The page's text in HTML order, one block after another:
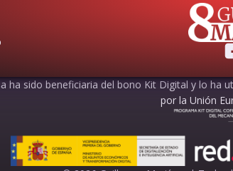
ha sido beneficiaria del bono Kit Digital y lo ha
por la Unión